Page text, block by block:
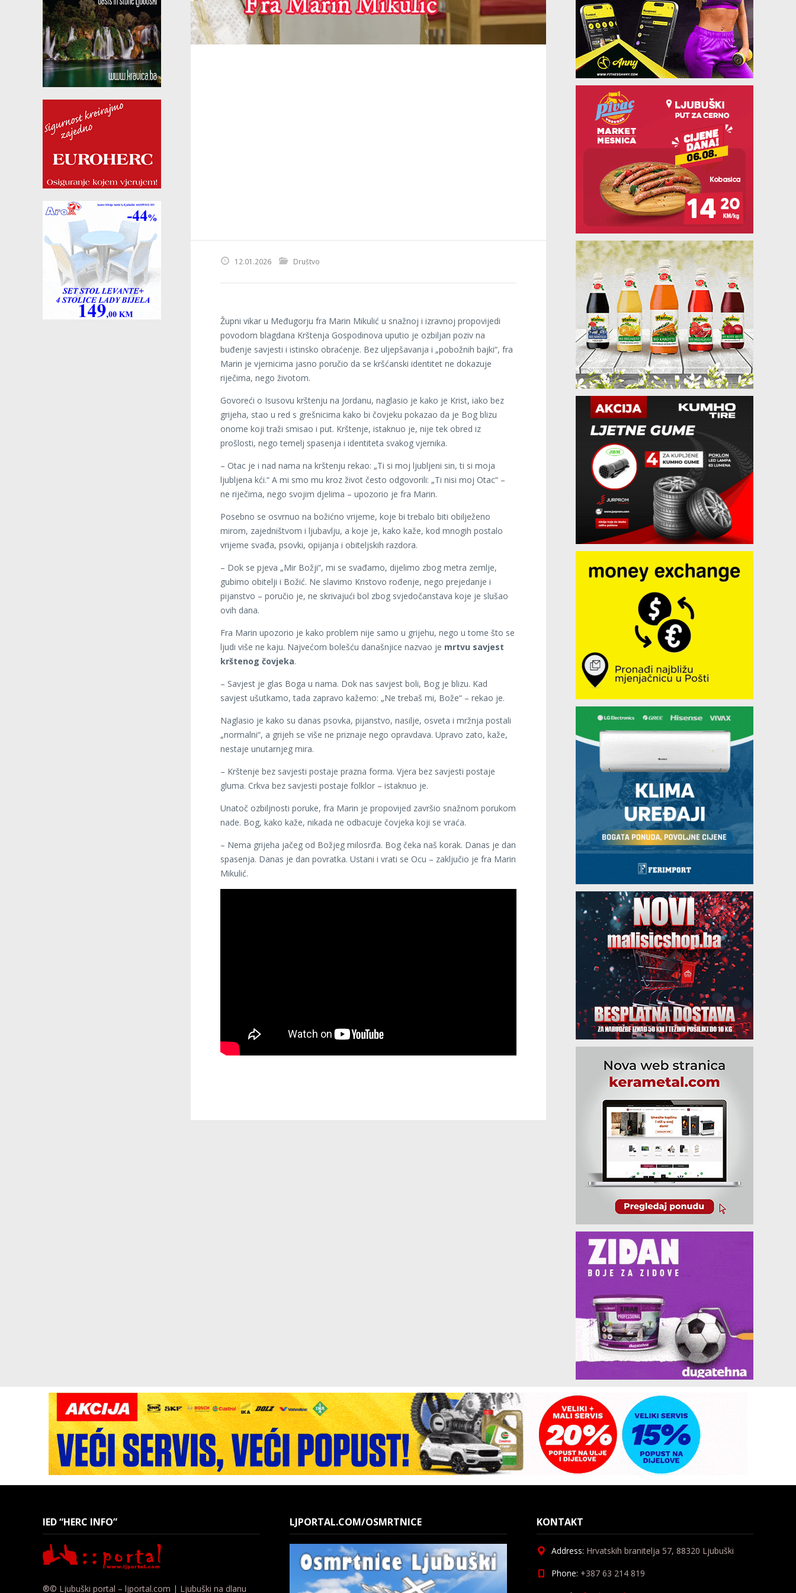
12.01.2026 Društvo
Župni vikar u Međugorju fra Marin Mikulić u snažnoj i izravnoj propovijedi
povodom blagdana Krštenja Gospodinova uputio je ozbiljan poziv na
buđenje savjesti i istinsko obraćenje. Bez uljepšavanja i „pobožnih bajki“, fra
Marin je vjernicima jasno poručio da se kršćanski identitet ne dokazuje
riječima, nego životom.
Govoreći o Isusovu krštenju na Jordanu, naglasio je kako je Krist, iako bez
grijeha, stao u red s grešnicima kako bi čovjeku pokazao da je Bog blizu
onome koji traži smisao i put. Krštenje, istaknuo je, nije tek obred iz
prošlosti, nego temelj spasenja i identiteta svakog vjernika.
– Otac je i nad nama na krštenju rekao: „Ti si moj ljubljeni sin, ti si moja
ljubljena kći.“ A mi smo mu kroz život često odgovorili: „Ti nisi moj Otac“ –
ne riječima, nego svojim djelima – upozorio je fra Marin.
Posebno se osvrnuo na božićno vrijeme, koje bi trebalo biti obilježeno
mirom, zajedništvom i ljubavlju, a koje je, kako kaže, kod mnogih postalo
vrijeme svađa, psovki, opijanja i obiteljskih razdora.
– Dok se pjeva „Mir Božji“, mi se svađamo, dijelimo zbog metra zemlje,
gubimo obitelji i Božić. Ne slavimo Kristovo rođenje, nego prejedanje i
pijanstvo – poručio je, ne skrivajući bol zbog svjedočanstava koje je slušao
ovih dana.
Fra Marin upozorio je kako problem nije samo u grijehu, nego u tome što se
ljudi više ne kaju. Najvećom bolešću današnjice nazvao je mrtvu savjest
krštenog čovjeka.
– Savjest je glas Boga u nama. Dok nas savjest boli, Bog je blizu. Kad
savjest ušutkamo, tada zapravo kažemo: „Ne trebaš mi, Bože“ – rekao je.
Naglasio je kako su danas psovka, pijanstvo, nasilje, osveta i mržnja postali
„normalni“, a grijeh se više ne priznaje nego opravdava. Upravo zato, kaže,
nestaje unutarnjeg mira.
– Krštenje bez savjesti postaje prazna forma. Vjera bez savjesti postaje
gluma. Crkva bez savjesti postaje folklor – istaknuo je.
Unatoč ozbiljnosti poruke, fra Marin je propovijed završio snažnom porukom
nade. Bog, kako kaže, nikada ne odbacuje čovjeka koji se vraća.
– Nema grijeha jačeg od Božjeg milosrđa. Bog čeka naš korak. Danas je dan
spasenja. Danas je dan povratka. Ustani i vrati se Ocu – zaključio je fra Marin
Mikulić.
IED “HERC INFO”
®© Ljubuški portal – ljportal.com | Ljubuški na dlanu
LJPORTAL.COM/OSMRTNICE KONTAKT
Address: Hrvatskih branitelja 57, 88320 Ljubuški
Phone: +387 63 214 819